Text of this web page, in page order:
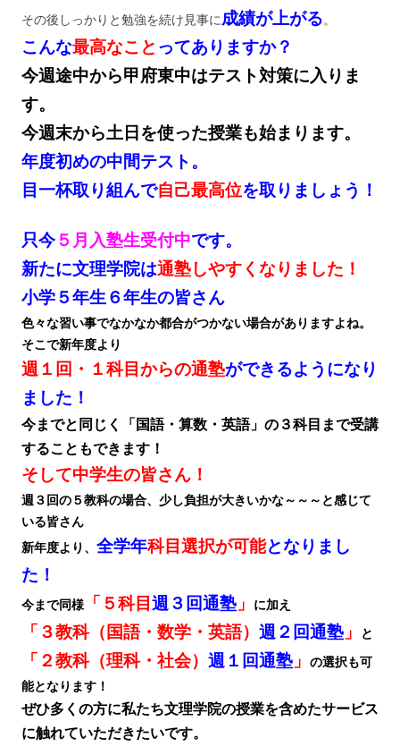
その後しっかりと勉強を続け見事に成績が上がる。
こんな最高なこと ってありますか？
今週途中から甲府東中はテスト対策に入りま
す。
今週末から土日を使った授業も始まります。
年度初めの中間テスト。
目一杯取り組んで自己最高位を取りましょう！
只今５月入塾生受付中です。
新たに文理学院は通塾しやすくなりました！
小学５年生６年生の皆さん
色々な習い事でなかなか都合がつかない場合がありますよね。
そこで新年度より
週１回・１科目からの通塾ができるようになり
ました！
今までと同じく「国語・算数・英語」の３科目まで受講
することもできます！
そして中学生の皆さん！
週３回の５教科の場合、少し負担が大きいかな～～～と感じて
いる皆さん
新年度より、 全学年科目選択が可能となりまし
た！
今まで同様 「５科目 週３回通塾 」 に加え
「３教科（国語・数学・英語） 週２回通塾 」 と
「２教科（理科・社会） 週１回通塾 」
の選択も可
能となります！
ぜひ多くの方に私たち文理学院の授業を含めたサービス
に触れていただきたいです。